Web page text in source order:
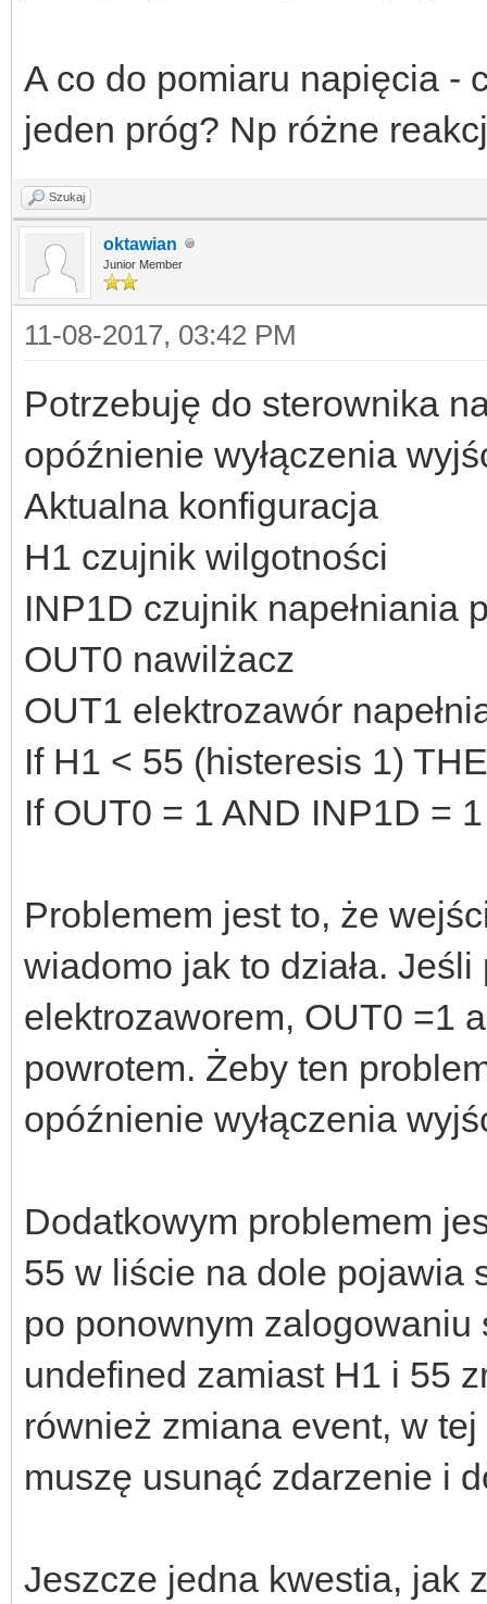
A co do pomiaru napięcia -
jeden próg? Np różne
Szukaj
oktawian
Junior Member
11-08-2017, 03:42 PM
Potrzebuję do sterownika
opóźnienie wyłączenia
Aktualna konfiguracja
H1 czujnik wilgotności
INP1D czujnik napełniania
OUT0 nawilżacz
OUT1 elektrozawór
If H1 < 55 (histeresis 1)
If OUT0 = 1 AND INP1D =
Problemem jest to, że
wiadomo jak to działa.
elektrozaworem, OUT0 =1
powrotem. Żeby ten
opóźnienie wyłączenia
Dodatkowym problemem
55 w liście na dole pojawia
po ponownym
undefined zamiast H1 i 55
również zmiana event, w
muszę usunąć zdarzenie i
Jeszcze jedna kwestia, jak